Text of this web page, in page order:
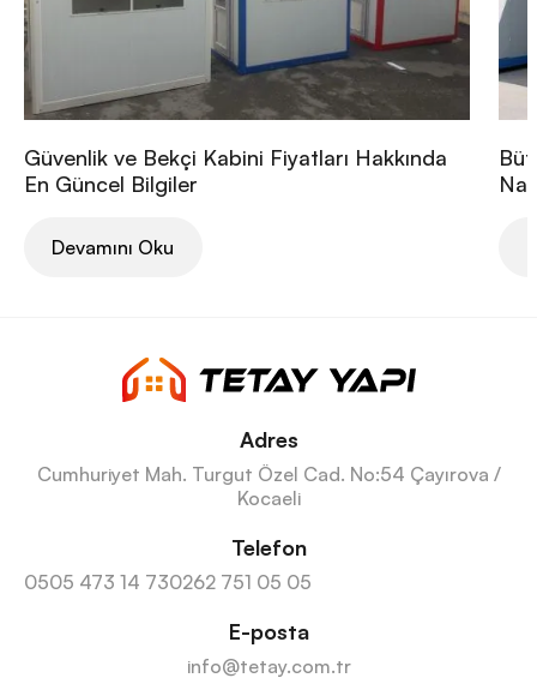
Güvenlik ve Bekçi Kabini Fiyatları Hakkında
En Güncel Bilgiler
Devamını Oku
Adres
Cumhuriyet Mah. Turgut Özel Cad. No:54 Çayırova /
Kocaeli
Telefon
0505 473 14 730262 751 05 05
E-posta
info@tetay.com.tr